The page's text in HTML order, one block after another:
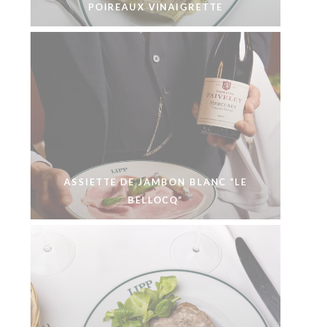
POIREAUX VINAIGRETTE
ASSIETTE DE JAMBON BLANC “LE
BELLOCQ”